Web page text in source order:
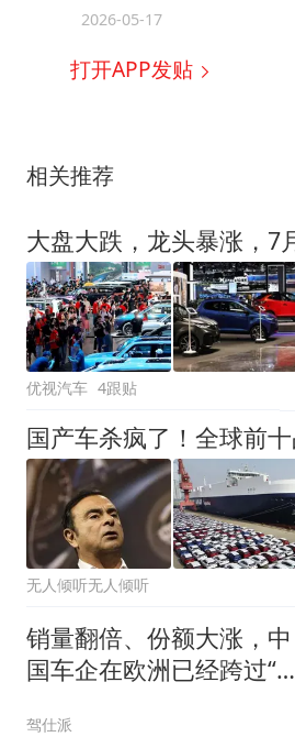
2026-05-17
打开APP发贴
相关推荐
优视汽车 4跟贴
无人倾听无人倾听
销量翻倍、份额大涨，中
国车企在欧洲已经跨过“幼
驾仕派